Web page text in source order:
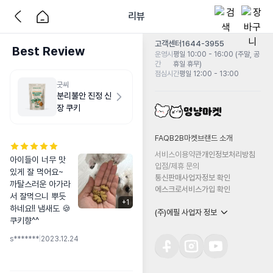
리뷰
Best Review
굿씨
분리불안 진정 신
장 쿠키
+1
아이들이 너무 맛
있게 잘 먹어요~
까탈스러운 아가라
서 잘먹으니 뿌듯
하네요!! 냄새도 🍪
쿠키향^^
s******* 2023.12.24
고객센터1644-3955
운영시
간
평일 10:00 - 16:00 (주말, 공
휴일 휴무)
점심시간평일 12:00 - 13:00
FAQB2B마켓 브랜드 소개
서비스이용약관개인정보처리방침
입점/제휴 문의
통신판매사업자정보 확인
에스크로서비스가입 확인
(주)에필 사업자 정보